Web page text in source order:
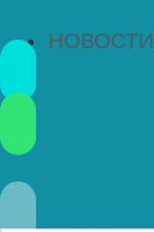
НОВОСТИ